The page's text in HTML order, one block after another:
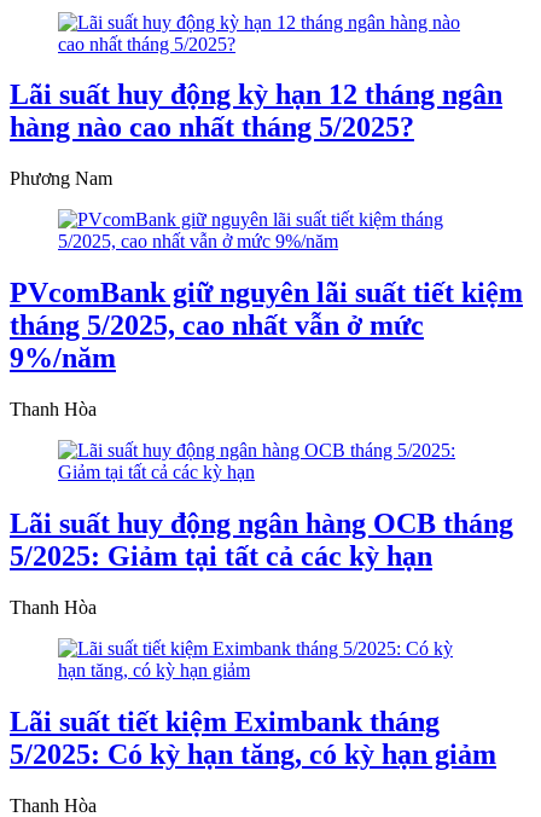
Lãi suất huy động kỳ hạn 12 tháng ngân
hàng nào cao nhất tháng 5/2025?
Phương Nam
PVcomBank giữ nguyên lãi suất tiết kiệm
tháng 5/2025, cao nhất vẫn ở mức
9%/năm
Thanh Hòa
Lãi suất huy động ngân hàng OCB tháng
5/2025: Giảm tại tất cả các kỳ hạn
Thanh Hòa
Lãi suất tiết kiệm Eximbank tháng
5/2025: Có kỳ hạn tăng, có kỳ hạn giảm
Thanh Hòa